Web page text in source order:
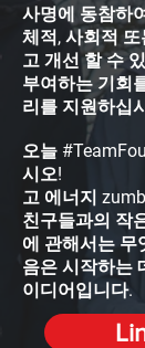
사명에 동참하
체적, 사회적
고 개선 할 수
부여하는 기회
리를 지원하십
오늘
시오!
고 에너지
친구들과의 작
에 관해서는 무
음은 시작하는
이디어입니다.